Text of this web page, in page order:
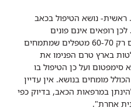
ראשית- נושא הטיפול בכאב
רופאים אינם פונים
להתמחות בו. במדינת ישראל ישנם רק 60-70 מטפלים שמתמחים
בארץ טרם הפנימו את
סימפטום ועל כן הטיפול בו
מומחים בנושא. אין עדיין
במרפאות הכאב, בדיוק כפי
אחרת".